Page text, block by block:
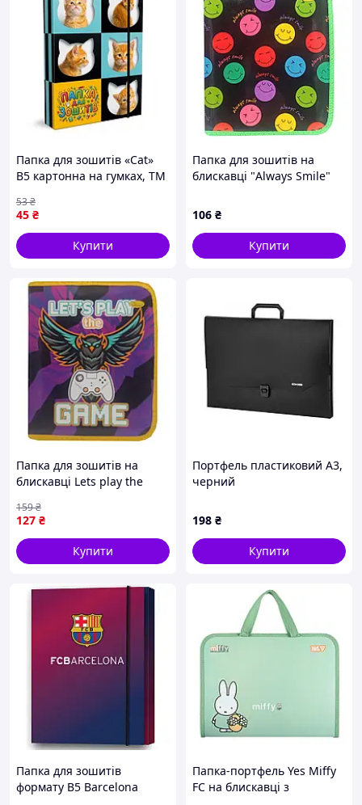
Папка для зошитів «Cat»
В5 картонна на гумках, ТМ
45 ₴
53₴
Купити
Папка для зошитів на
блискавці "Always Smile"
106 ₴
Купити
Папка для зошитів на
блискавці Lets play the
127 ₴
159₴
Купити
Портфель пластиковий А3,
черний
198 ₴
Купити
Папка для зошитів
формату В5 Barcelona
Папка-портфель Yes Miffy
FC на блискавці з